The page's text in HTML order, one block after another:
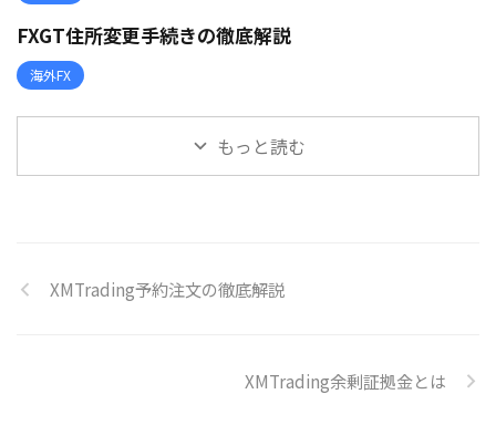
FXGT住所変更手続きの徹底解説
海外FX
もっと読む
XMTrading予約注文の徹底解説
XMTrading余剰証拠金とは